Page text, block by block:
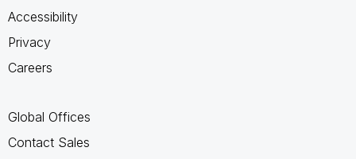
Accessibility
Privacy
Careers
Global Offices
Contact Sales